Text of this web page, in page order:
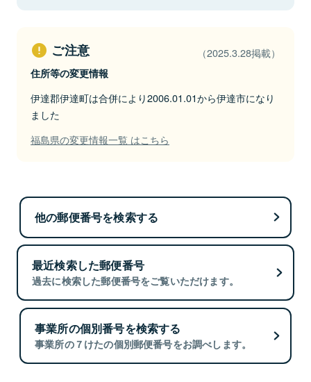
ご注意 （2025.3.28掲載）
住所等の変更情報
伊達郡伊達町は合併により2006.01.01から伊達市になり
ました
福島県の変更情報一覧 はこちら
他の郵便番号を検索する
最近検索した郵便番号
過去に検索した郵便番号をご覧いただけます。
事業所の個別番号を検索する
事業所の７けたの個別郵便番号をお調べします。